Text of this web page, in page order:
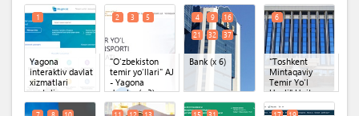
Yagona
interaktiv davlat
xizmatlari
portali
1
"O‘zbekiston
temir yo‘llari" AJ
- Yagona
darcha(x 3)
2 3 5
Bank(x 6)
4 9
16
21
32 37
"Toshkent
Mintaqaviy
Temir Yo'l
Uzeli" Unitar
korxonasi
O'zbekiston
6